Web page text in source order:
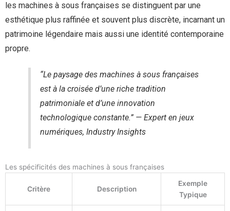
les machines à sous françaises se distinguent par une
esthétique plus raffinée et souvent plus discrète, incarnant un
patrimoine légendaire mais aussi une identité contemporaine
propre.
“Le paysage des machines à sous françaises
est à la croisée d’une riche tradition
patrimoniale et d’une innovation
technologique constante.” — Expert en jeux
numériques, Industry Insights
Les spécificités des machines à sous françaises
Critère Description
Exemple
Typique